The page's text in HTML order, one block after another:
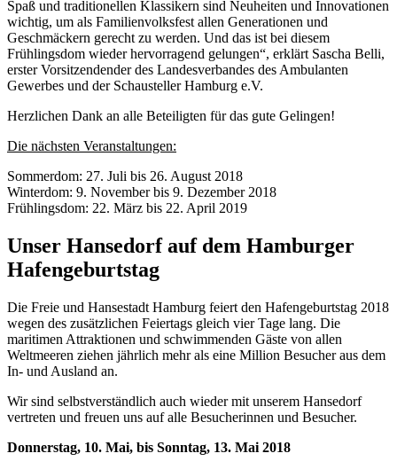
Spaß und traditionellen Klassikern sind Neuheiten und Innovationen
wichtig, um als Familienvolksfest allen Generationen und
Geschmäckern gerecht zu werden. Und das ist bei diesem
Frühlingsdom wieder hervorragend gelungen“, erklärt Sascha Belli,
erster Vorsitzendender des Landesverbandes des Ambulanten
Gewerbes und der Schausteller Hamburg e.V.
Herzlichen Dank an alle Beteiligten für das gute Gelingen!
Die nächsten Veranstaltungen:
Sommerdom: 27. Juli bis 26. August 2018
Winterdom: 9. November bis 9. Dezember 2018
Frühlingsdom: 22. März bis 22. April 2019
Unser Hansedorf auf dem Hamburger
Hafengeburtstag
Die Freie und Hansestadt Hamburg feiert den Hafengeburtstag 2018
wegen des zusätzlichen Feiertags gleich vier Tage lang. Die
maritimen Attraktionen und schwimmenden Gäste von allen
Weltmeeren ziehen jährlich mehr als eine Million Besucher aus dem
In- und Ausland an.
Wir sind selbstverständlich auch wieder mit unserem Hansedorf
vertreten und freuen uns auf alle Besucherinnen und Besucher.
Donnerstag, 10. Mai, bis Sonntag, 13. Mai 2018